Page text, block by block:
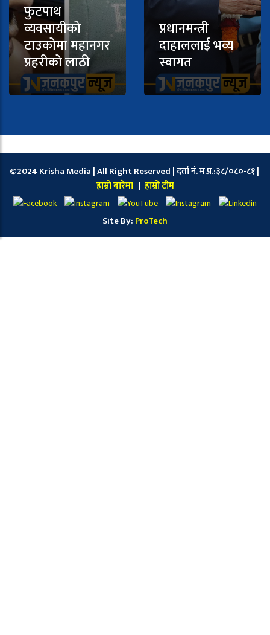
फुटपाथ
व्यवसायीको
टाउकोमा महानगर
प्रहरीको लाठी
प्रधानमन्त्री
दाहाललाई भव्य
स्वागत
©2024 Krisha Media | All Right Reserved | दर्ता नं. म.प्र.:३८/०८०-८१ |
हाम्रो बारेमा | हाम्रो टीम
Site By: ProTech